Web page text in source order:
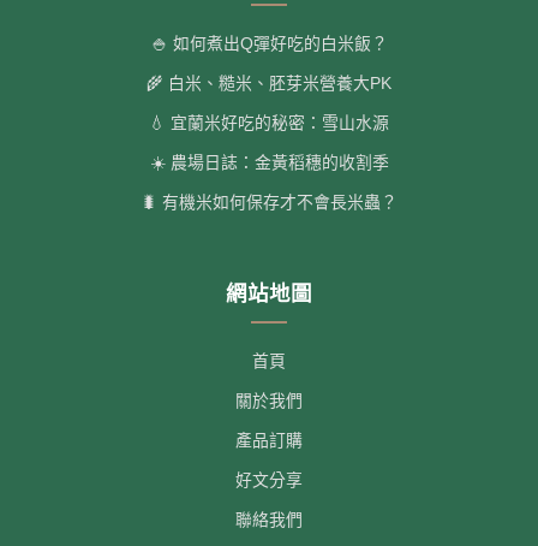
🍚 如何煮出Q彈好吃的白米飯？
🌾 白米、糙米、胚芽米營養大PK
💧 宜蘭米好吃的秘密：雪山水源
☀️ 農場日誌：金黃稻穗的收割季
🐛 有機米如何保存才不會長米蟲？
網站地圖
首頁
關於我們
產品訂購
好文分享
聯絡我們